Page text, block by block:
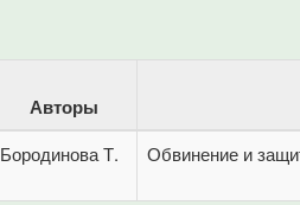
Авторы
Бородинова Т. Обвинение и